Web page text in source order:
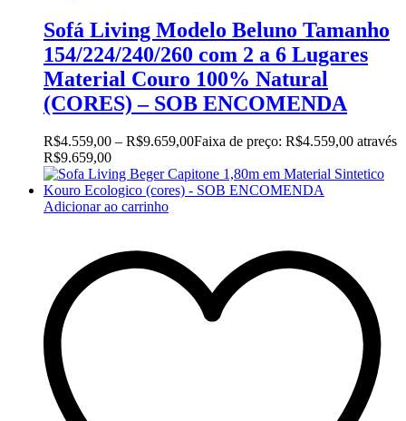
Sofá Living Modelo Beluno Tamanho
154/224/240/260 com 2 a 6 Lugares
Material Couro 100% Natural
(CORES) – SOB ENCOMENDA
R$4.559,00 – R$9.659,00Faixa de preço: R$4.559,00 através
R$9.659,00
Adicionar ao carrinho